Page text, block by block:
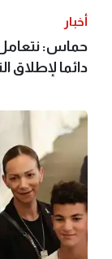
أخبار
حماس: نتعامل
دائما لإطلاق